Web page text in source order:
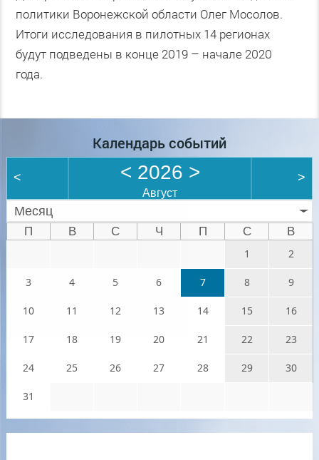
политики Воронежской области Олег Мосолов.
Итоги исследования в пилотных 14 регионах
будут подведены в конце 2019 – начале 2020
года.
Календарь событий
< < 2026 >
Август
>
Месяц
П В С Ч П С
В
1
2
3 4 5 6 7 8 9
10 11 12 13 14 15 16
17 18 19 20 21 22 23
24 25 26 27 28 29 30
31